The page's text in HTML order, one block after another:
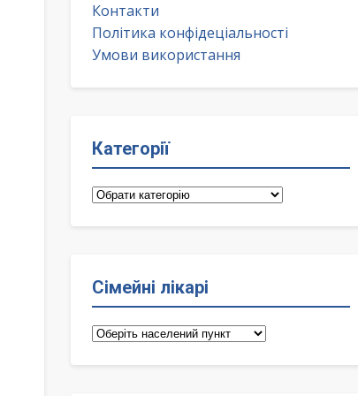
Контакти
Політика конфідеціальності
Умови використання
Категорії
Категорії
Сімейні лікарі
Сімейні